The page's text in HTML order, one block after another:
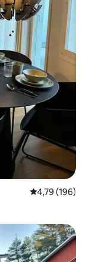
Gemiddelde
4,79 (196)